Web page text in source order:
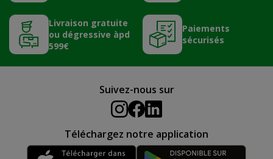
Livraison gratuite
ou dégressive àpd
599€
Paiements
sécurisés
Suivez-nous sur
Téléchargez notre application